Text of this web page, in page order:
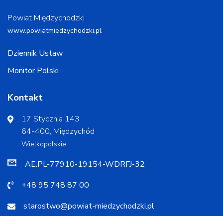
Powiat Międzychodzki
www.powiatmiedzychodzki.pl
Dziennik Ustaw
Monitor Polski
Kontakt
17 Stycznia 143
64-400, Międzychód
Wielkopolskie
AE:PL-77910-19154-WDRFJ-32
+48 95 748 87 00
starostwo@powiat-miedzychodzki.pl